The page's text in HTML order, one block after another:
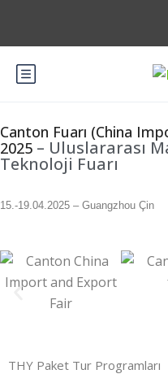
Canton Fuarı (China
2025 – Uluslararası
Teknoloji Fuarı
15.-19.04.2025 – Guangzhou Çin
THY Paket Tur Programları